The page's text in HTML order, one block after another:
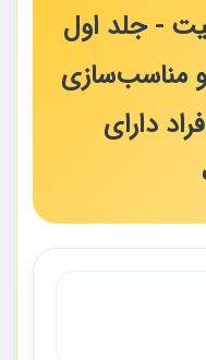
- جلد اول
مناسب‌سازی
دارای